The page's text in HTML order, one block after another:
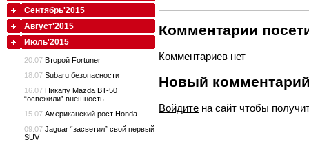
Комментарии
Комментариев нет
Новый
Войдите на сайт чтобы
Сентябрь'2015
Август'2015
Июль'2015
20.07 Второй Fortuner
18.07 Subaru безопасности
16.07 Пикапу Mazda BT-50
“освежили” внешность
15.07 Американский рост Honda
09.07 Jaguar “засветил” свой первый
SUV